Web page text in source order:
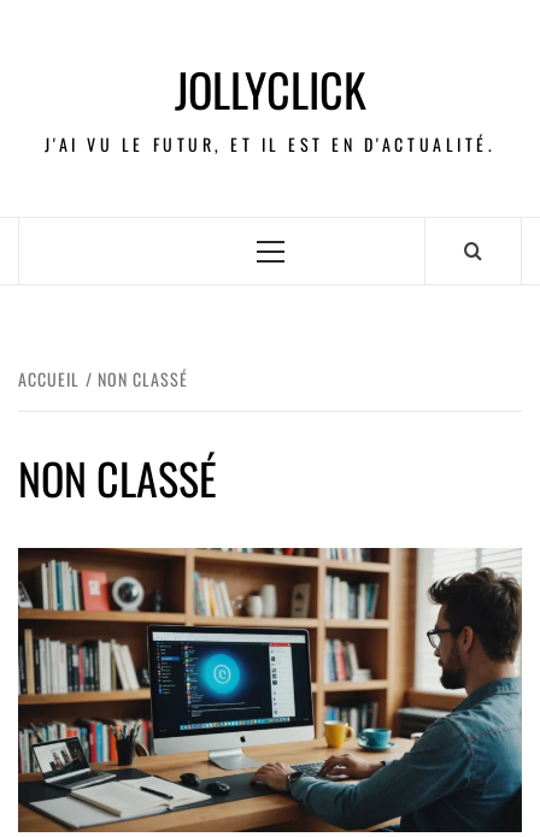
JOLLYCLICK
J'AI VU LE FUTUR, ET IL EST EN D'ACTUALITÉ.
ACCUEIL NON CLASSÉ
NON CLASSÉ